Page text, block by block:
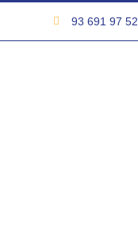
93 691 97 52